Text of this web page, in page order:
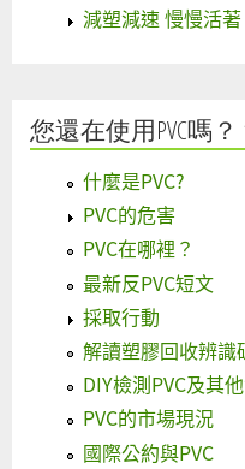
減塑減速 慢慢活
您還在使用PVC嗎？
什麼是PVC?
PVC的危害
PVC在哪裡？
最新反PVC短文
採取行動
解讀塑膠回收辨識
DIY檢測PVC及其
PVC的市場現況
國際公約與PVC